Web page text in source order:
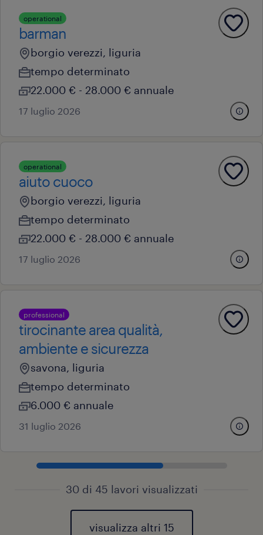
operational
barman
borgio verezzi, liguria
tempo determinato
22.000 € - 28.000 € annuale
17 luglio 2026
operational
aiuto cuoco
borgio verezzi, liguria
tempo determinato
22.000 € - 28.000 € annuale
17 luglio 2026
professional
tirocinante area qualità,
ambiente e sicurezza
savona, liguria
tempo determinato
6.000 € annuale
31 luglio 2026
30 di 45 lavori visualizzati
visualizza altri 15